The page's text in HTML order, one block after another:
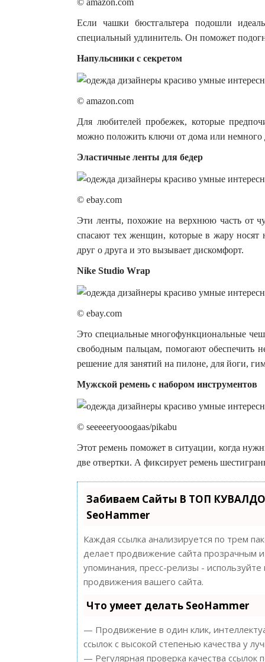
© amazon.com
Если чашки бюстгальтера подошли
специальный удлинитель. Он поможет
Напульсники с секретом
© amazon.com
Для любителей пробежек, которые
можно положить ключи от дома или немного
Эластичные ленты для бедер
© ebay.com
Эти ленты, похожие на верхнюю часть от
спасают тех женщин, которые в жару носят
друг о друга и это вызывает дискомфорт.
Nike Studio Wrap
© ebay.com
Это специальные многофункциональные
свободным пальцам, помогают обеспечить
решение для занятий на пилоне, для йоги,
Мужской ремень с набором инструментов
© seeeeeryooogaas/pikabu
Этот ремень поможет в ситуации, когда
две отвертки. А фиксирует ремень
Забиваем Сайты В ТОП
SeoHammer
Каждая ссылка анализируется по трем
делает продвижение сайта прозрачным
упоминания, пресс-релизы -
продвижения вашего сайта.
Что умеет делать SeoHammer
— Продвижение в один клик,
ссылок с высокой степенью качества у
— Регулярная проверка качества